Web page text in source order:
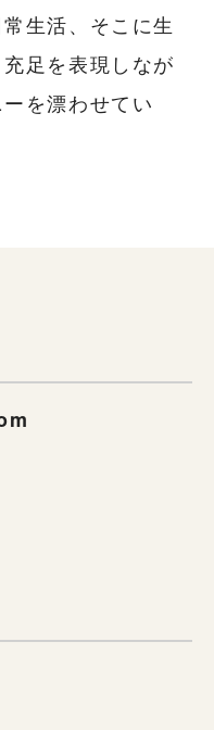
生活、そこに生
足を表現しなが
を漂わせてい